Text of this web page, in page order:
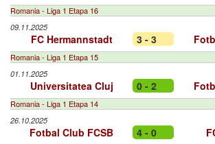
Romania - Liga 1 Etapa 16
09.11.2025
FC Hermannstadt 3 - 3
Romania - Liga 1 Etapa 15
01.11.2025
Universitatea Cluj 0 - 2
Romania - Liga 1 Etapa 14
26.10.2025
Fotbal Club FCSB 4 - 0